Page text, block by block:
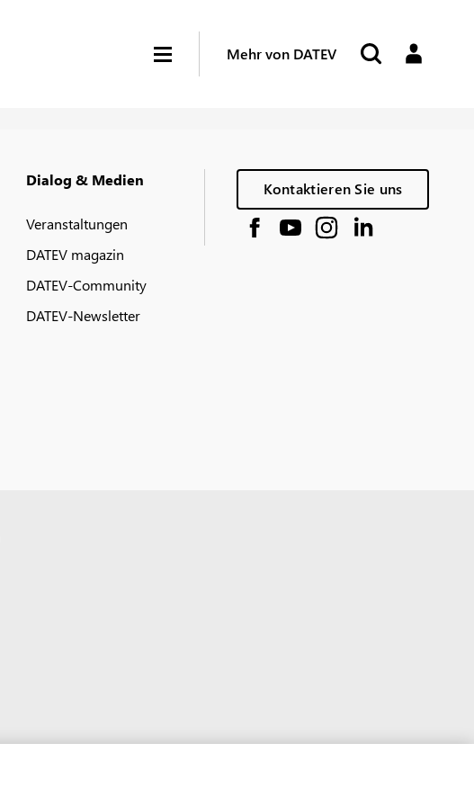
Mehr von DATEV
Dialog & Medien
Veranstaltungen
DATEV magazin
DATEV-Community
DATEV-Newsletter
Kontaktieren Sie uns